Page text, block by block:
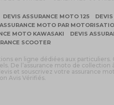
DEVIS ASSURANCE MOTO 125
MOTO PAR
MOTO KAWASAKI
DEVIS
SCOOTER
en ligne dédiées aux
De l’assurance moto de
et souscrivez votre assurance
Avis Vérifiés.